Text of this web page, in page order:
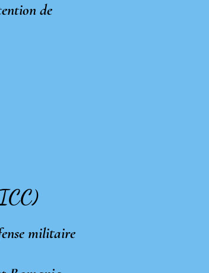
de
militaire